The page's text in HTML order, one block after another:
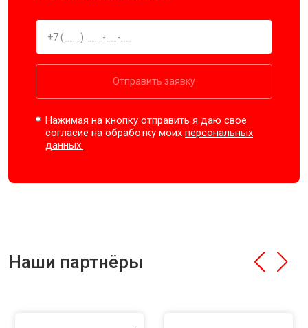
Отправить заявку
Нажимая на кнопку отправить я даю свое
согласие на обработку моихперсональных
данных.
Наши партнёры